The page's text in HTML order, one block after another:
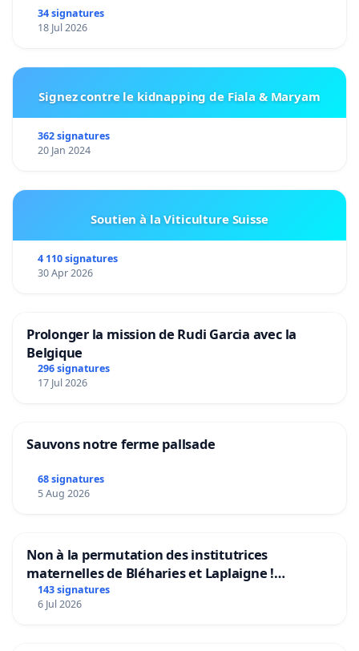
34 signatures
18 Jul 2026
Signez contre le kidnapping de Fiala & Maryam
362 signatures
20 Jan 2024
Soutien à la Viticulture Suisse
4 110 signatures
30 Apr 2026
Prolonger la mission de Rudi Garcia avec la
Belgique
296 signatures
17 Jul 2026
Sauvons notre ferme pallsade
68 signatures
5 Aug 2026
Non à la permutation des institutrices
maternelles de Bléharies et Laplaigne !
Préservons la stabilité de nos enfants.
143 signatures
6 Jul 2026